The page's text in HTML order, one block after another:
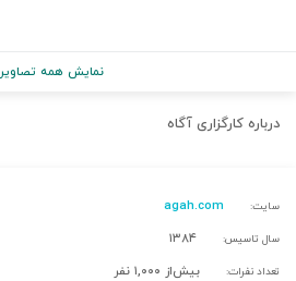
نمایش همه تصاویر
درباره کارگزاری آگاه
سایت: agah.com
سال تاسیس: ۱۳۸۴
تعداد نفرات: بیش‌از ۱,۰۰۰ نفر